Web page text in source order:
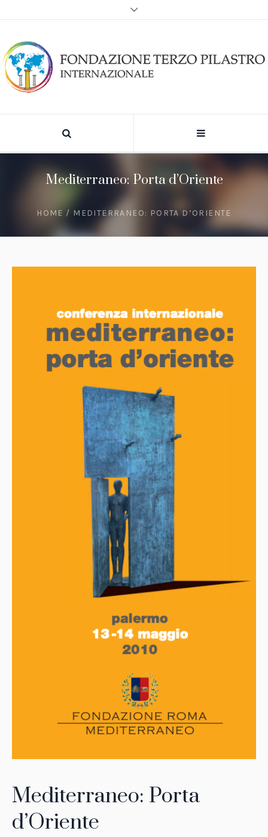
Mediterraneo: Porta d’Oriente
HOME / MEDITERRANEO: PORTA D’ORIENTE
Mediterraneo: Porta
d’Oriente